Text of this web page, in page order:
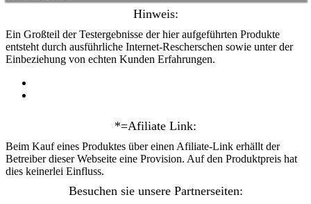
Hinweis:
Ein Großteil der Testergebnisse der hier aufgeführten Produkte
entsteht durch ausführliche Internet-Rescherschen sowie unter der
Einbeziehung von echten Kunden Erfahrungen.
*=Afiliate Link:
Beim Kauf eines Produktes über einen Afiliate-Link erhällt der
Betreiber dieser Webseite eine Provision. Auf den Produktpreis hat
dies keinerlei Einfluss.
Besuchen sie unsere Partnerseiten: